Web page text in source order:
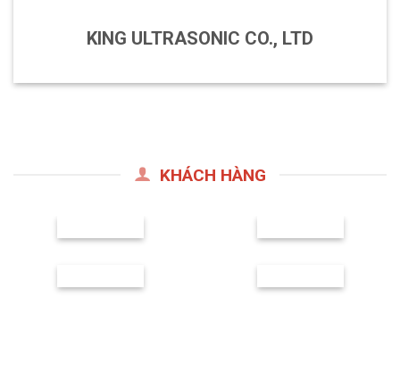
KING ULTRASONIC CO., LTD
KHÁCH HÀNG